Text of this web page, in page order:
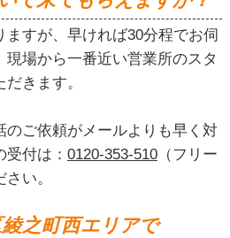
すが、早ければ30分程でお伺
場から一番近い営業所のスタ
きます。
のご依頼がメールよりも早く対
付は： 0120-353-510（フリー
い。
之町西エリアで